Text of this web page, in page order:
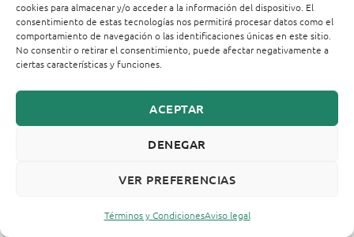
cookies para almacenar y/o acceder a la información del dispositivo. El
consentimiento de estas tecnologías nos permitirá procesar datos como el
comportamiento de navegación o las identificaciones únicas en este sitio.
No consentir o retirar el consentimiento, puede afectar negativamente a
ciertas características y funciones.
ACEPTAR
DENEGAR
VER PREFERENCIAS
Términos y CondicionesAviso legal